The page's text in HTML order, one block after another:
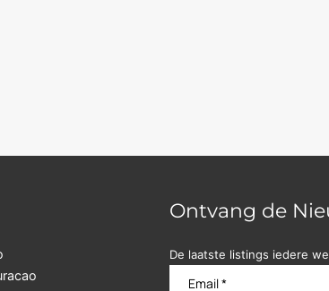
Ontvang de
De laatste listings iedere